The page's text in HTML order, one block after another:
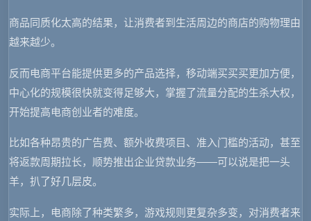
商品同质化太高的结果，让消费者到生活周边的商店的购物理由
越来越少。
反而电商平台能提供更多的产品选择，移动端买买买更加方便，
中心化的规模很快就变得足够大，掌握了流量分配的生杀大权，
开始提高电商创业者的难度。
比如各种昂贵的广告费、额外收费项目、准入门槛的活动，甚至
将返款周期拉长，顺势推出企业贷款业务——可以说是把一头
羊，扒了好几层皮。
实际上，电商除了种类繁多，游戏规则更复杂多变，对消费者来